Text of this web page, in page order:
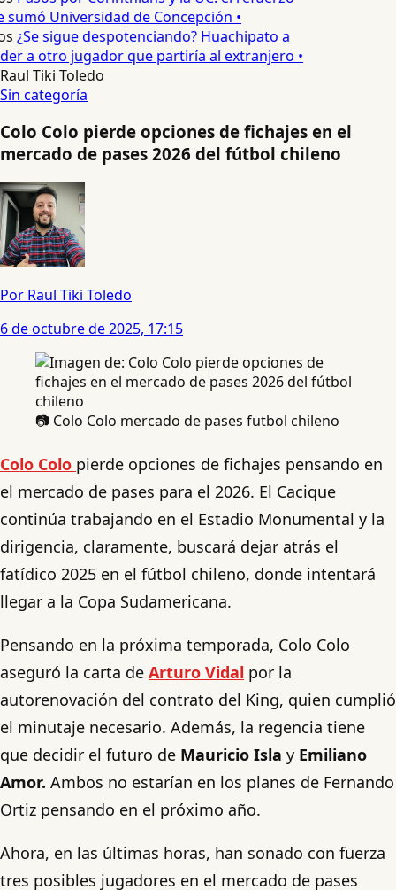
Universidad de Concepción •
¿Se sigue despotenciando? Huachipato a
a otro jugador que partiría al extranjero •
Raul Tiki Toledo
Sin categoría
Colo Colo pierde opciones de fichajes en el
mercado de pases 2026 del fútbol chileno
Por Raul Tiki Toledo
6 de octubre de 2025, 17:15
📷 Colo Colo mercado de pases futbol chileno
Colo Colo pierde opciones de fichajes pensando en
el mercado de pases para el 2026. El Cacique
continúa trabajando en el Estadio Monumental y la
dirigencia, claramente, buscará dejar atrás el
fatídico 2025 en el fútbol chileno, donde intentará
llegar a la Copa Sudamericana.
Pensando en la próxima temporada, Colo Colo
aseguró la carta de Arturo Vidal por la
autorenovación del contrato del King, quien cumplió
el minutaje necesario. Además, la regencia tiene
que decidir el futuro de Mauricio Isla y Emiliano
Amor. Ambos no estarían en los planes de Fernando
Ortiz pensando en el próximo año.
Ahora, en las últimas horas, han sonado con fuerza
tres posibles jugadores en el mercado de pases